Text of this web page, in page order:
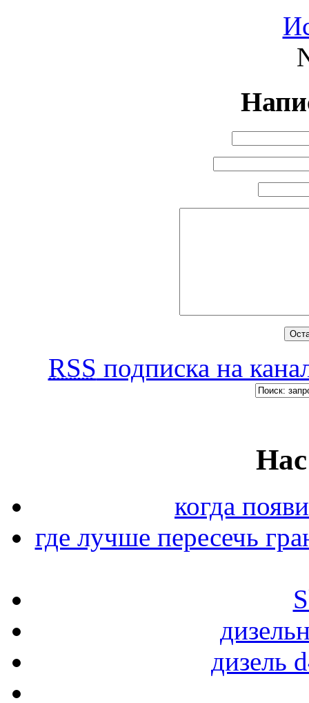
RSS подписка на
когда
где лучше пересечь
дизель